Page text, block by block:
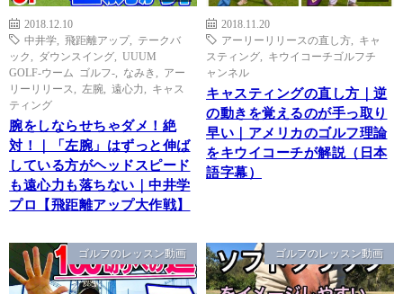
2018.12.10
中井学
飛距離アップ, テークバ
ック
ダウンスイング
UUUM
GOLF-ウーム ゴルフ-
なみき
アー
リーリリース
左腕 遠心力
キャス
ティング
腕をしならせちゃダメ！絶
対！｜「左腕」はずっと伸ば
している方がヘッドスピード
も遠心力も落ちない｜中井学
プロ【飛距離アップ大作戦】
2018.11.20
アーリーリリースの直し方
キャ
スティング
キウイコーチゴルフチ
ャンネル
キャスティングの直し方｜逆
の動きを覚えるのが手っ取り
早い｜アメリカのゴルフ理論
をキウイコーチが解説（日本
語字幕）
ゴルフのレッスン動画 ゴルフのレッスン動画